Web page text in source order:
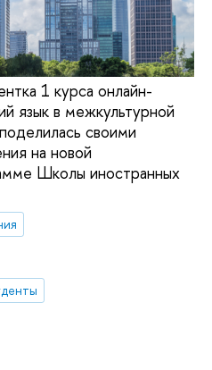
1 курса онлайн-
язык в межкультурной
своими
на новой
Школы иностранных